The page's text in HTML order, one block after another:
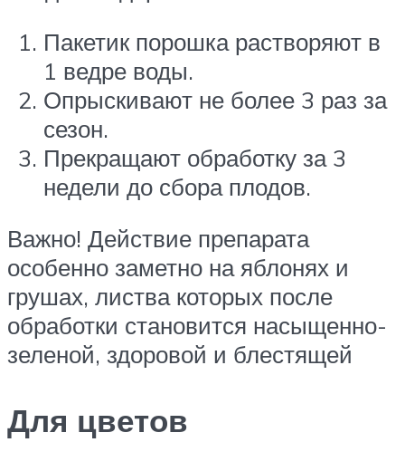
Пакетик порошка растворяют в
1 ведре воды.
Опрыскивают не более 3 раз за
сезон.
Прекращают обработку за 3
недели до сбора плодов.
Важно! Действие препарата
особенно заметно на яблонях и
грушах, листва которых после
обработки становится насыщенно-
зеленой, здоровой и блестящей
Для цветов